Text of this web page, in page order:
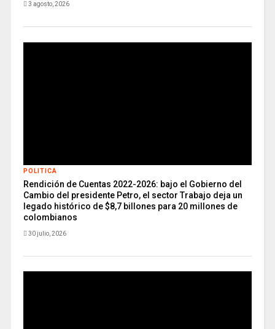
3 agosto, 2026
POLITICA
Rendición de Cuentas 2022-2026: bajo el Gobierno del
Cambio del presidente Petro, el sector Trabajo deja un
legado histórico de $8,7 billones para 20 millones de
colombianos
30 julio, 2026